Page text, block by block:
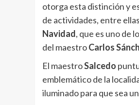
otorga esta distinción y
de actividades, entre
Navidad, que es uno de
del maestroCarlos
El maestroSalcedo
emblemático de la
iluminado para que sea